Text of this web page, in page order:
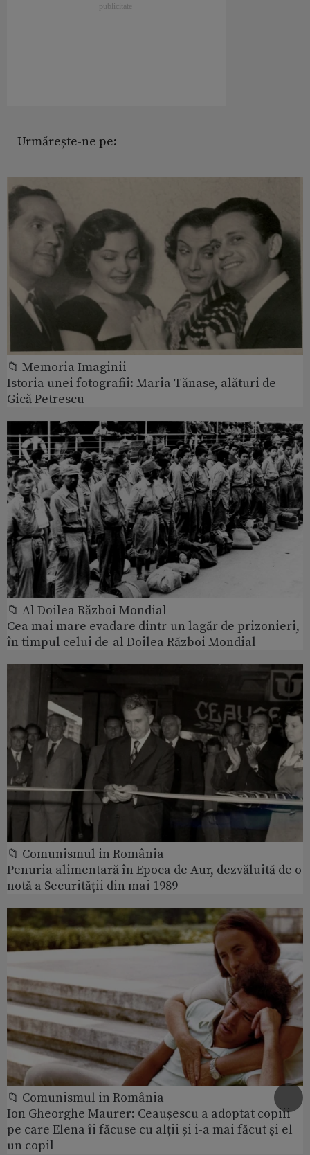
Urmărește-ne pe:
📁 Memoria Imaginii
Istoria unei fotografii: Maria Tănase, alături de
Gică Petrescu
📁 Al Doilea Război Mondial
Cea mai mare evadare dintr-un lagăr de prizonieri,
în timpul celui de-al Doilea Război Mondial
📁 Comunismul in România
Penuria alimentară în Epoca de Aur, dezvăluită de o
notă a Securității din mai 1989
📁 Comunismul in România
Ion Gheorghe Maurer: Ceaușescu a adoptat copiii
pe care Elena îi făcuse cu alții și i-a mai făcut și el
un copil